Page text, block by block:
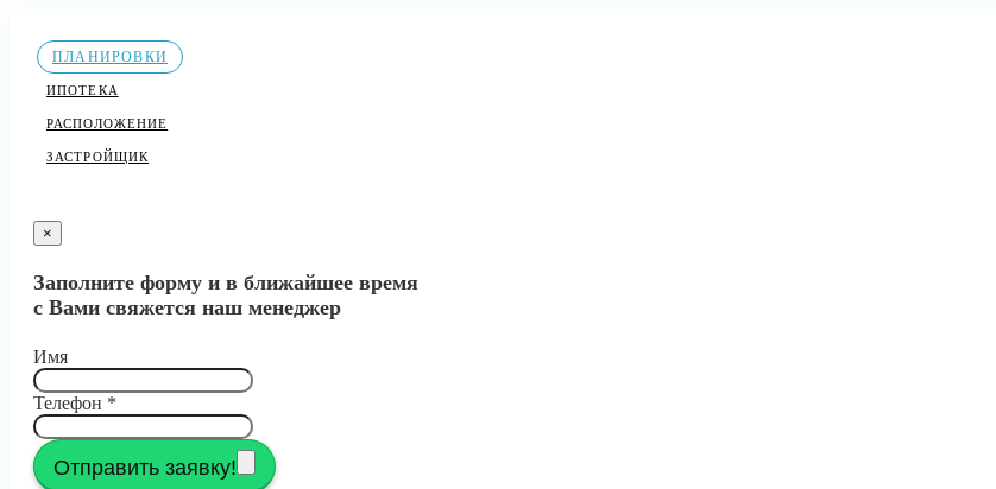
ПЛАНИРОВКИ
ИПОТЕКА
РАСПОЛОЖЕНИЕ
ЗАСТРОЙЩИК
×
Заполните форму и в ближайшее время
с Вами свяжется наш менеджер
Имя
Телефон *
Отправить заявку!